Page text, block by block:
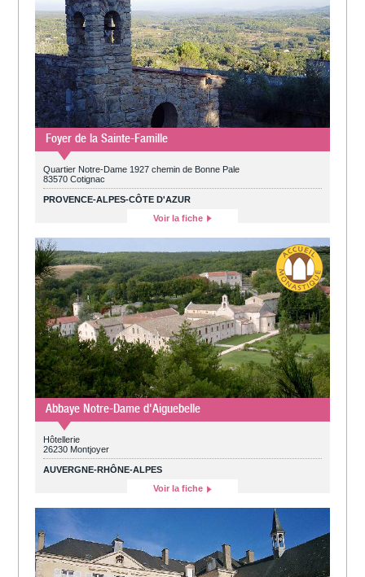
Foyer de la Sainte-Famille
Quartier Notre-Dame 1927 chemin de Bonne Pale
83570 Cotignac
PROVENCE-ALPES-CÔTE D'AZUR
Voir la fiche
Abbaye Notre-Dame d'Aiguebelle
Hôtellerie
26230 Montjoyer
AUVERGNE-RHÔNE-ALPES
Voir la fiche